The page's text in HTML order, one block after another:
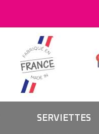
SERVIETTES